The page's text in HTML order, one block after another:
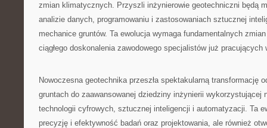
zmian klimatycznych. Przyszli inżynierowie geotechniczni będą
analizie danych, programowaniu i zastosowaniach sztucznej
mechanice gruntów. Ta ewolucja wymaga fundamentalnych
ciągłego doskonalenia zawodowego specjalistów już pracujących
Nowoczesna geotechnika przeszła spektakularną transformację
gruntach do zaawansowanej dziedziny inżynierii wykorzystującej
technologii cyfrowych, sztucznej inteligencji i automatyzacji. Ta
precyzję i efektywność badań oraz projektowania, ale również